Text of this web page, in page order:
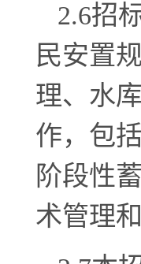
2.6招
民安置
理、水
作，包
阶段性
术管理